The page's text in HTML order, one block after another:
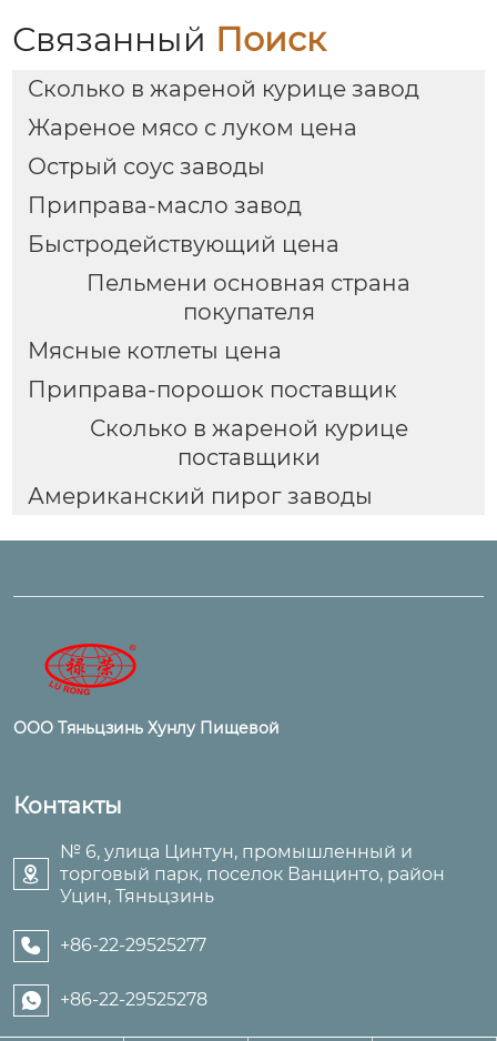
Связанный Поиск
Сколько в жареной курице завод
Жареное мясо с луком цена
Острый соус заводы
Приправа-масло завод
Быстродействующий цена
Пельмени основная страна
покупателя
Мясные котлеты цена
Приправа-порошок поставщик
Сколько в жареной курице
поставщики
Американский пирог заводы
ООО Тяньцзинь Хунлу Пищевой
Контакты

№ 6, улица Цинтун, промышленный и
торговый парк, поселок Ванцинто, район
Уцин, Тяньцзинь
 +86-22-29525277
 +86-22-29525278